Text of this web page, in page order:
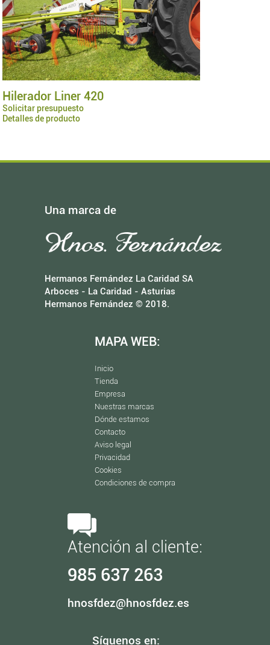
Hilerador Liner 420
Solicitar presupuesto
Detalles de producto
Una marca de
Hermanos Fernández La Caridad SA
Arboces - La Caridad - Asturias
Hermanos Fernández © 2018.
MAPA WEB:
Inicio
Tienda
Empresa
Nuestras marcas
Dónde estamos
Contacto
Aviso legal
Privacidad
Cookies
Condiciones de compra
Atención al cliente:
985 637 263
hnosfdez@hnosfdez.es
Síguenos en: